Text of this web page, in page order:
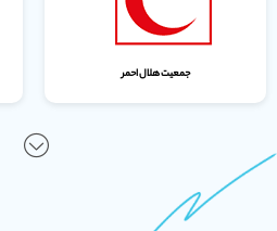
جمعیت هلال احمر